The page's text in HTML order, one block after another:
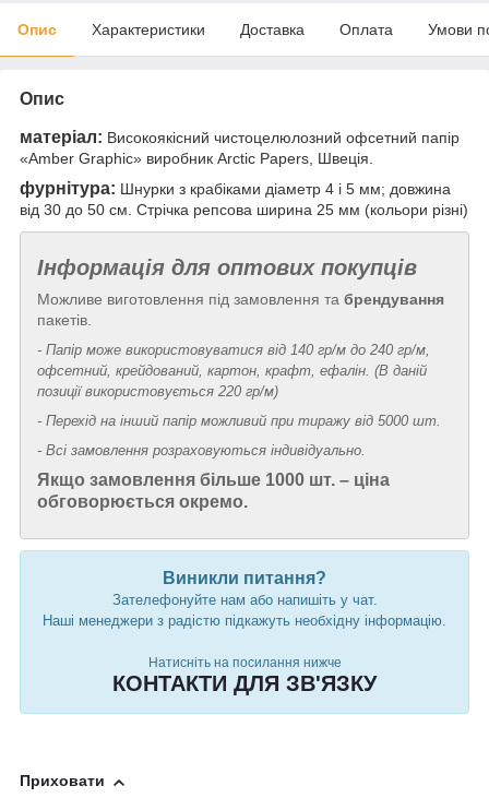
Опис Характеристики Доставка Оплата Умови
Опис
матеріал: Високоякісний чистоцелюлозний офсетний папір
«Amber Graphic» виробник Arctic Papers, Швеція.
фурнітура: Шнурки з крабіками діаметр 4 і 5 мм; довжина
від 30 до 50 см. Стрічка репсова ширина 25 мм (кольори різні)
Інформація для оптових покупців
Можливе виготовлення під замовлення та брендування
пакетів.
- Папір може використовуватися від 140 гр/м до 240 гр/м,
офсетний, крейдований, картон, крафт, ефалін. (В даній
позиції використовується 220 гр/м)
- Перехід на інший папір можливий при тиражу від 5000 шт.
- Всі замовлення розраховуються індивідуально.
Якщо замовлення більше 1000 шт. – ціна
обговорюється окремо.
Виникли питання?
Зателефонуйте нам або напишіть у чат.
Наші менеджери з радістю підкажуть необхідну інформацію.
Натисніть на посилання нижче
КОНТАКТИ ДЛЯ ЗВ'ЯЗКУ
Приховати